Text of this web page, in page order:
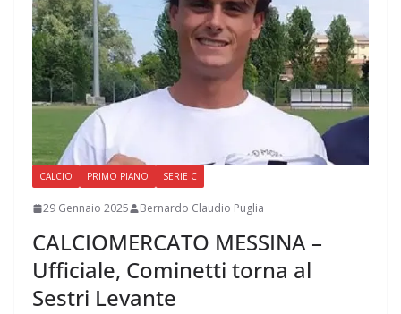
CALCIO PRIMO PIANO SERIE C
29 Gennaio 2025 Bernardo Claudio Puglia
CALCIOMERCATO MESSINA –
Ufficiale, Cominetti torna al
Sestri Levante